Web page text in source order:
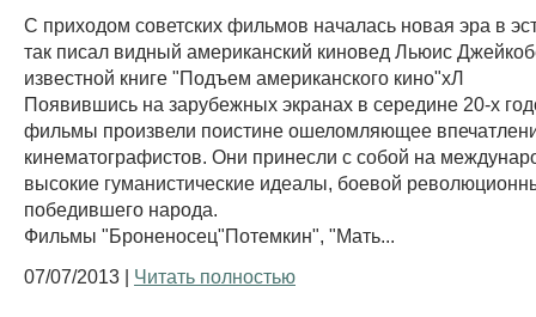
С приходом советских фильмов началась новая эра в
так писал видный американский киновед Льюис
известной книге "Подъем американского кино"хЛ
Появившись на зарубежных экранах в середине 20-х
фильмы произвели поистине ошеломляющее
кинематографистов. Они принесли с собой на
высокие гуманистические идеалы, боевой
победившего народа.
Фильмы "Броненосец"Потемкин", "Мать...
07/07/2013 | Читать полностью